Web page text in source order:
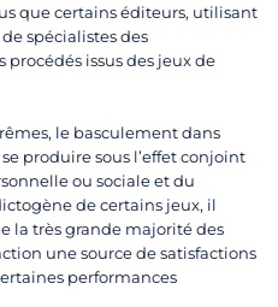
que certains éditeurs, utilisant
spécialistes des
issus des jeux de
le basculement dans
produire sous l’effet conjoint
ou sociale et du
de certains jeux, il
la très grande majorité des
une source de satisfactions
performances